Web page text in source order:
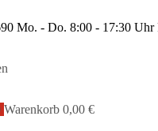
Mo. - Do. 8:00 - 17:30 Uhr
Warenkorb 0,00 €